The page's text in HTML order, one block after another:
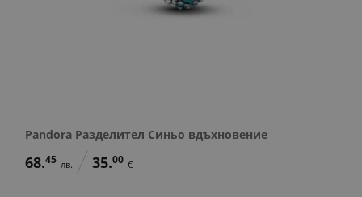
Pandora Разделител Синьо вдъхновение
68.45 лв. 35.00 €